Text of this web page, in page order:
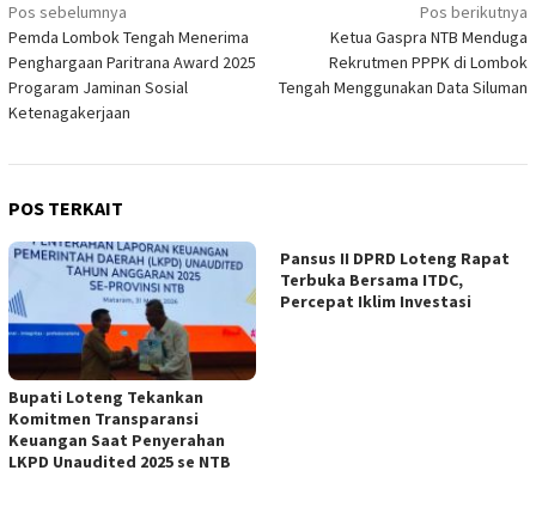
Navigasi
pos
Pos sebelumnya
Pemda Lombok Tengah Menerima
Penghargaan Paritrana Award 2025
Progaram Jaminan Sosial
Ketenagakerjaan
Pos berikutnya
Ketua Gaspra NTB Menduga
Rekrutmen PPPK di Lombok
Tengah Menggunakan Data Siluman
POS TERKAIT
Bupati Loteng Tekankan
Komitmen Transparansi
Keuangan Saat Penyerahan
LKPD Unaudited 2025 se NTB
Pansus II DPRD Loteng Rapat
Terbuka Bersama ITDC,
Percepat Iklim Investasi